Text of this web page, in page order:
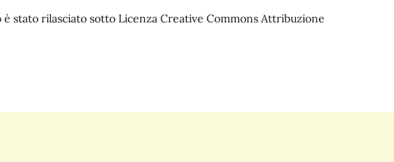
stato rilasciato sotto Licenza Creative Commons Attribuzione